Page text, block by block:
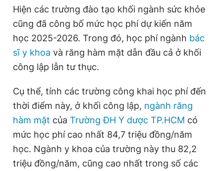
Hiện các trường đào tạo khối ngành sức khỏe
cũng đã công bố mức học phí dự kiến năm
học 2025-2026. Trong đó, học phí ngành bác
sĩ y khoa và răng hàm mặt dẫn đầu cả ở khối
công lập lẫn tư thục.
Cụ thể, tính các trường công khai học phí đến
thời điểm này, ở khối công lập, ngành răng
hàm mặt của Trường ĐH Y dược TP.HCM có
mức học phí cao nhất 84,7 triệu đồng/năm
học. Ngành y khoa của trường này thu 82,2
triệu đồng/năm, cũng cao nhất trong số các